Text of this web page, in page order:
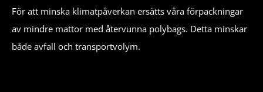
För att minska klimatpåverkan ersätts våra förpackningar
av mindre mattor med återvunna polybags. Detta minskar
både avfall och transportvolym.